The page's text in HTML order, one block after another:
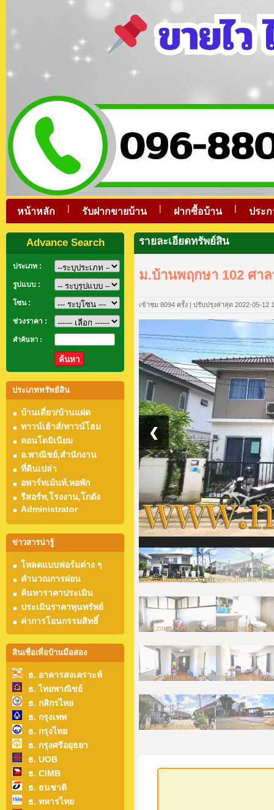
หน้าหลัก | รับฝากขายบ้าน | ฝากซื้อบ้าน | ประ
Advance Search
ประเภท :
รูปแบบ :
โซน :
ช่วงราคา :
คำค้นหา :
ค้นหา
ประเภททรัพย์สิน
บ้านเดี่ยว/บ้านแฝด
ทาวน์เฮ้าส์/ทาวน์โฮม
คอนโดมิเนียม
อ.พาณิชย์,สำนักงาน
ที่ดินเปล่า
อพาร์ทเม้นท์,หอพัก
รีสอร์ท,โรงงาน,โกดัง
Administrator
ข่าวสารน่ารู้
โหลดแบบฟอร์มต่าง ๆ
คำนวณการผ่อน
ค้นหาราคาประเมิน
ประเมินราคาทุนทรัพย์
ค่าการโอนกรรมสิทธิ์
สินเชื่อเพื่อบ้านมือสอง
ธ. อาคารสงเคราะห์
ธ. ไทยพาณิชย์
ธ. กสิกรไทย
ธ. กรุงเทพ
ธ. กรุงไทย
ธ. กรุงศรีอยุธยา
ธ. UOB
ธ. CIMB
ธ. ธนชาติ
ธ. ทหารไทย
รายละเอียดทรัพย์สิน
ม.บ้านพฤกษา 102 ศา
เข้าชม 8094 ครั้ง | ปรับปรุงล่าสุด 2022-05-12
❮